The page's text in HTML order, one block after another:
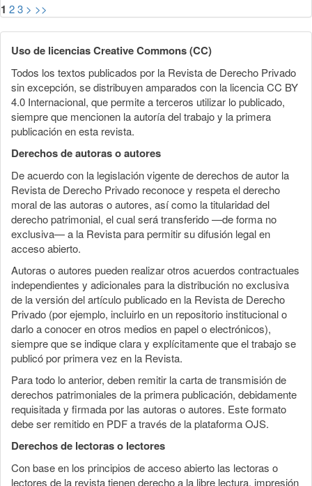
1 23 > >>
Uso de licencias Creative Commons (CC)
Todos los textos publicados por la Revista de Derecho Privado
sin excepción, se distribuyen amparados con la licencia CC BY
4.0 Internacional, que permite a terceros utilizar lo publicado,
siempre que mencionen la autoría del trabajo y la primera
publicación en esta revista.
Derechos de autoras o autores
De acuerdo con la legislación vigente de derechos de autor la
Revista de Derecho Privado reconoce y respeta el derecho
moral de las autoras o autores, así como la titularidad del
derecho patrimonial, el cual será transferido —de forma no
exclusiva— a la Revista para permitir su difusión legal en
acceso abierto.
Autoras o autores pueden realizar otros acuerdos contractuales
independientes y adicionales para la distribución no exclusiva
de la versión del artículo publicado en la Revista de Derecho
Privado (por ejemplo, incluirlo en un repositorio institucional o
darlo a conocer en otros medios en papel o electrónicos),
siempre que se indique clara y explícitamente que el trabajo se
publicó por primera vez en la Revista.
Para todo lo anterior, deben remitir la carta de transmisión de
derechos patrimoniales de la primera publicación, debidamente
requisitada y firmada por las autoras o autores. Este formato
debe ser remitido en PDF a través de la plataforma OJS.
Derechos de lectoras o lectores
Con base en los principios de acceso abierto las lectoras o
lectores de la revista tienen derecho a la libre lectura, impresión